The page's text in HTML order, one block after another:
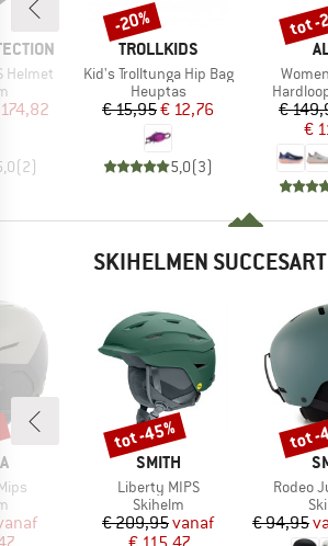
Helmet
prijs
(2)
MERK
TROLLKIDS
Artikel
Kid's Trolltunga Hip Bag
Productgroep
Heuptas
Prijs
€ 15,95Verlaagde prijs
€ 12,76
5,0(3)
Korting
-20%
Artikel
€
€
tot -
SKIHELMEN
prijs
MERK
SMITH
Artikel
Liberty MIPS
Productgroep
Skihelm
Prijs
€ 209,95Verlaagde prijs
vanaf
Korting
tot -45%
Artikel
Rodeo
€ 94,95
tot -